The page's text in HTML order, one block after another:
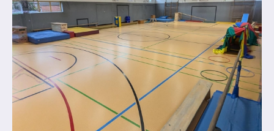
Abschlüsse
Fremdsprachen
Englisch
Spanisch
Niederländisch